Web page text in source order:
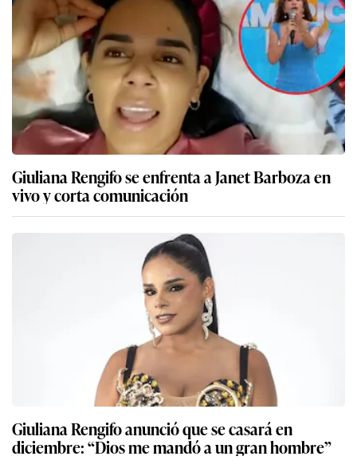
Giuliana Rengifo se enfrenta a Janet Barboza en
vivo y corta comunicación
Giuliana Rengifo anunció que se casará en
diciembre: “Dios me mandó a un gran hombre”